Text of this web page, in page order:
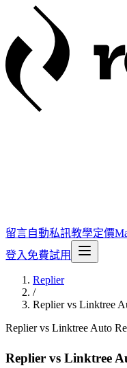
留言自動私訊教學定價
登入 免費試用
Replier
/
Replier vs Linktree
Replier vs Linktree Auto
Replier vs Linktree